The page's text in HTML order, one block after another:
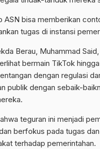
ASN bisa memberikan
tugas di instansi
Berau, Muhammad
bermain TikTok
dengan regulasi
publik dengan sebaik-
teguran ini menjadi
berfokus pada tugas
terhadap pemerintahan.